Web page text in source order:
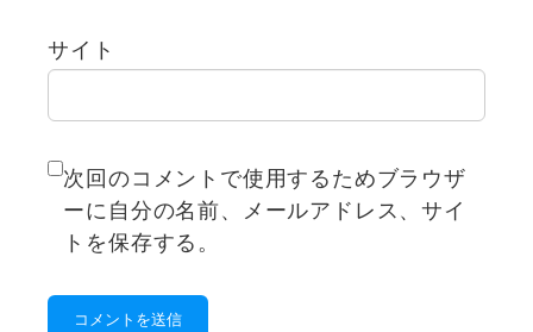
サイト
次回のコメントで使用するためブラウザ
ーに自分の名前、メールアドレス、サイ
トを保存する。